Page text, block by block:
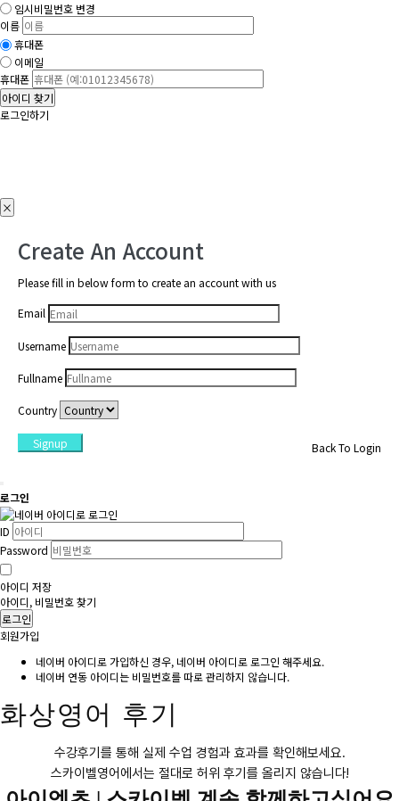
임시비밀번호 변경
이름
휴대폰
이메일
휴대폰
아이디 찾기
로그인하기
×
Create An Account
Please fill in below form to create an account with us
Email
Username
Fullname
Country
Signup Back To Login
로그인
ID
Password
아이디 저장
아이디, 비밀번호 찾기
로그인
회원가입
네이버 아이디로 가입하신 경우, 네이버 아이디로 로그인 해주세요.
네이버 연동 아이디는 비밀번호를 따로 관리하지 않습니다.
화상영어 후기
수강후기를 통해 실제 수업 경험과 효과를 확인해보세요.
스카이벨영어에서는 절대로 허위 후기를 올리지 않습니다!